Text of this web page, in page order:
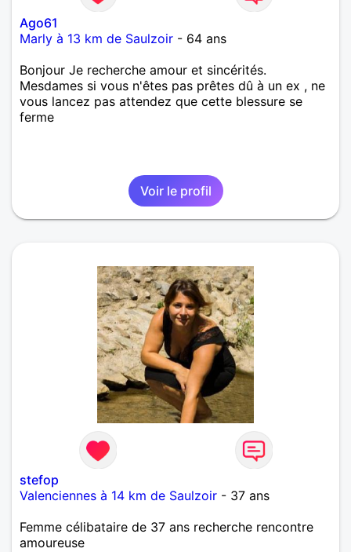
Ago61
Marly à 13 km de Saulzoir - 64 ans
Bonjour Je recherche amour et sincérités.
Mesdames si vous n'êtes pas prêtes dû à un ex , ne
vous lancez pas attendez que cette blessure se
ferme
Voir le profil
stefop
Valenciennes à 14 km de Saulzoir - 37 ans
Femme célibataire de 37 ans recherche rencontre
amoureuse